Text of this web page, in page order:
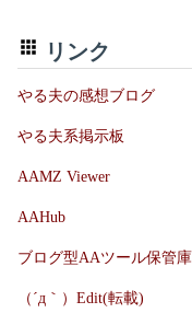
リンク
やる夫の感想ブログ
やる夫系掲示板
AAMZ Viewer
AAHub
ブログ型AAツール保管庫
（´д｀）Edit(転載)